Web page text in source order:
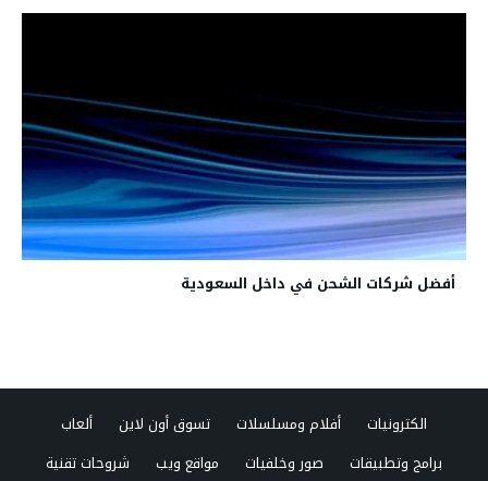
أفضل شركات الشحن في داخل السعودية
الكترونيات أفلام ومسلسلات تسوق أون لاين
ألعاب
برامج وتطبيقات
صور وخلفيات مواقع ويب شروحات تقنية